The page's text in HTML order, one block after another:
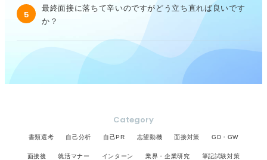
5
最終面接に落ちて辛いのですがどう立ち直れば良いです
か？
Category
書類選考 自己分析 自己PR 志望動機 面接対策 GD・GW
面接後 就活マナー インターン 業界・企業研究 筆記試験対策